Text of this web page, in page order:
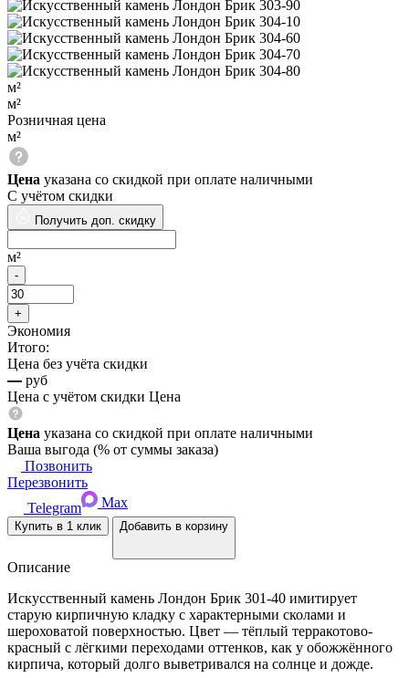
м²
м²
Розничная цена
м²
Цена указана со скидкой при оплате наличными
С учётом скидки
Получить доп. скидку
м²
Экономия
Итого:
Цена без учёта скидки
— руб
Цена с учётом скидки Цена
Цена указана со скидкой при оплате наличными
Ваша выгода (% от суммы заказа)
Позвонить
Перезвонить
Telegram
Max
Купить в 1 клик Добавить в корзину
Описание
Искусственный камень Лондон Брик 301-40 имитирует
старую кирпичную кладку с характерными сколами и
шероховатой поверхностью. Цвет — тёплый терракотово-
красный с лёгкими переходами оттенков, как у обожжённого
кирпича, который долго выветривался на солнце и дожде.